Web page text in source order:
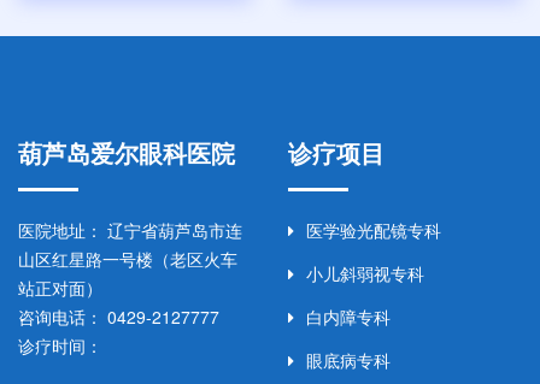
葫芦岛爱尔眼科医院
医院地址： 辽宁省葫芦岛市连
山区红星路一号楼（老区火车
站正对面）
咨询电话： 0429-2127777
诊疗时间：
诊疗项目
医学验光配镜专科
小儿斜弱视专科
白内障专科
眼底病专科